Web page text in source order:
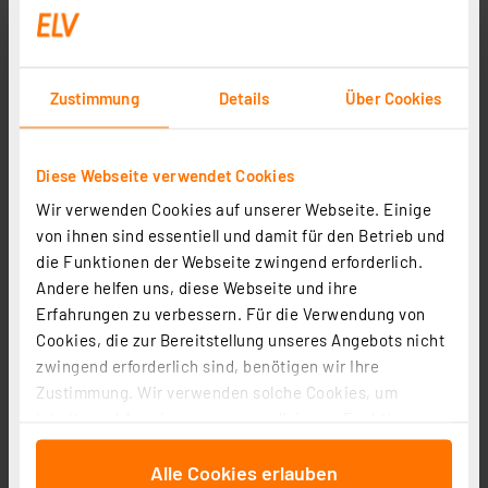
Zustimmung Details Über Cookies
Diese Webseite verwendet Cookies
Wir verwenden Cookies auf unserer Webseite. Einige
von ihnen sind essentiell und damit für den Betrieb und
die Funktionen der Webseite zwingend erforderlich.
Andere helfen uns, diese Webseite und ihre
Erfahrungen zu verbessern. Für die Verwendung von
Cookies, die zur Bereitstellung unseres Angebots nicht
zwingend erforderlich sind, benötigen wir Ihre
Zustimmung. Wir verwenden solche Cookies, um
für soziale Medien anbieten zu können und die Zugriffe
auf unsere Website zu analysieren. Außerdem geben
Alle Cookies erlauben
2
zzgl. MwSt.